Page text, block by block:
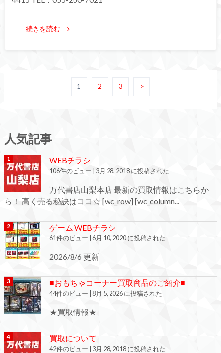
続きを読む
1 2 3 >
人気記事
WEBチラシ
106件のビュー 3月 28, 2018 に投稿された
万代書店山梨本店 最新の買取情報はこちらか
ら！ 高く売る秘訣はココ☆ [wc_row] [wc_column...
ゲーム WEBチラシ
61件のビュー 6月 10, 2020 に投稿された
2026/8/6 更新
■おもちゃコーナー買取商品のご紹介■
44件のビュー 8月 5, 2026 に投稿された
★買取情報★
買取について
42件のビュー 3月 28, 2018 に投稿された